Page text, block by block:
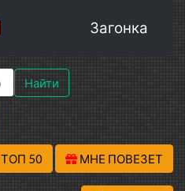
Загонка
Найти
ТОП 50 МНЕ ПОВЕЗЕТ